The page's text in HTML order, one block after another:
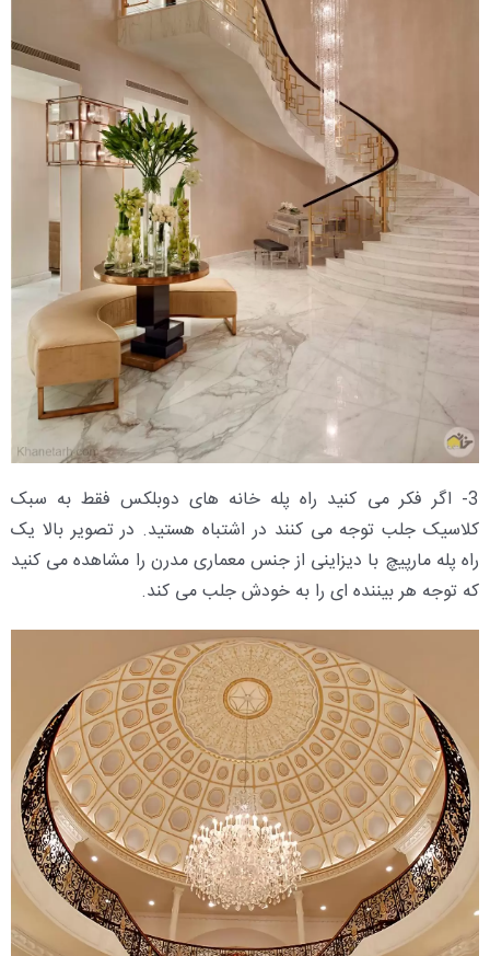
3- اگر فکر می کنید راه پله خانه های دوبلکس فقط به سبک
کلاسیک جلب توجه می کنند در اشتباه هستید. در تصویر بالا یک
راه پله مارپیچ با دیزاینی از جنس معماری مدرن را مشاهده می کنید
که توجه هر بیننده ای را به خودش جلب می کند.